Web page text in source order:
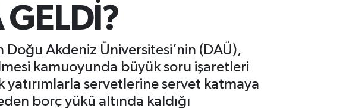
GELDİ?
Akdeniz Üniversitesi’nin (DAÜ),
kamuoyunda büyük soru işaretleri
servetlerine servet katmaya
borç yükü altında kaldığı